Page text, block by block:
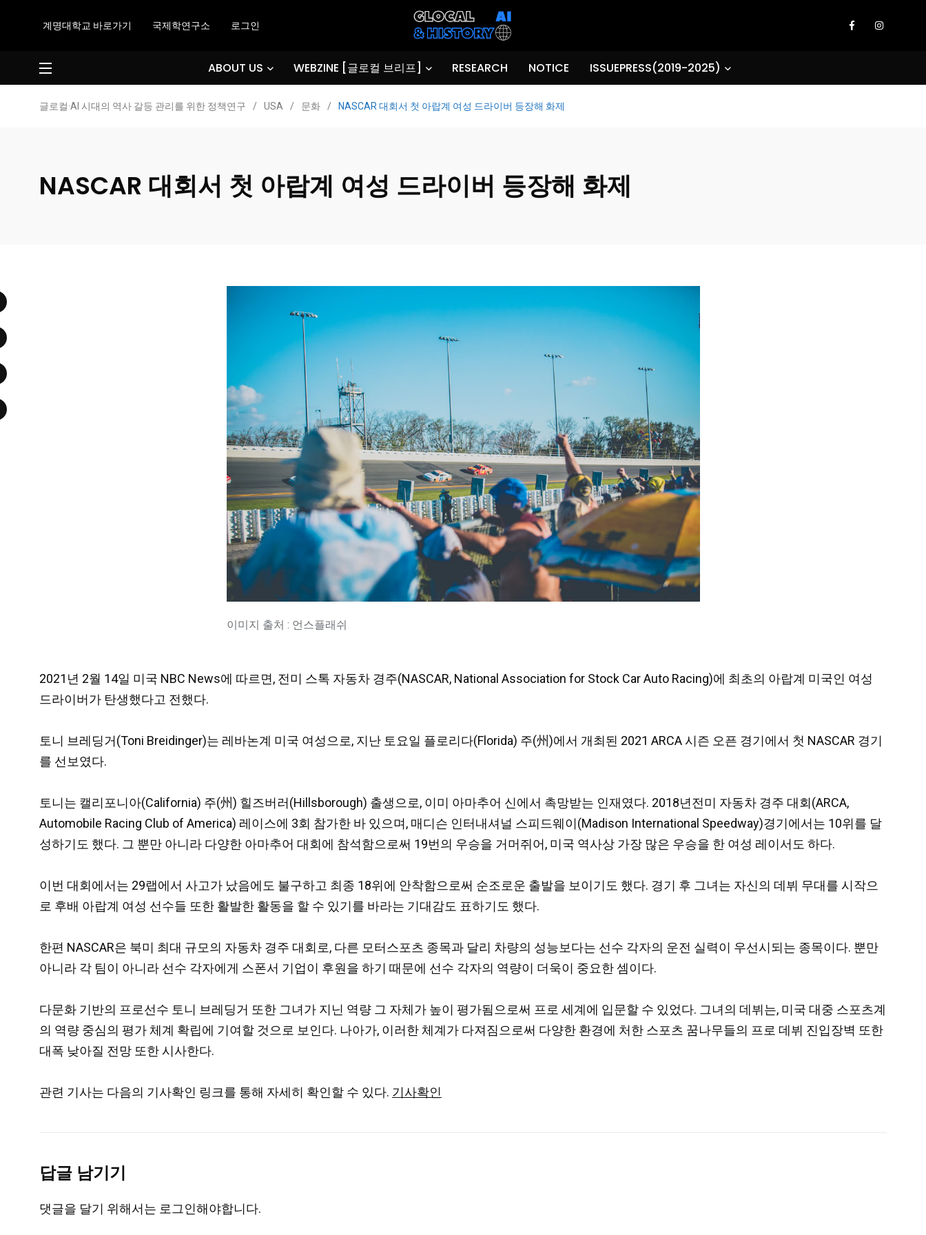
계명대학교 바로가기 국제학연구소 로그인
ABOUT US WEBZINE [글로컬 브리프] RESEARCH NOTICE ISSUEPRESS(2019-2025)
글로컬·AI 시대의 역사 갈등 관리를 위한 정책연구 / USA / 문화 / NASCAR 대회서 첫 아랍계 여성 드라이버 등장해 화제
NASCAR 대회서 첫 아랍계 여성 드라이버 등장해 화제
이미지 출처 : 언스플래쉬
2021년 2월 14일 미국 NBC News에 따르면, 전미 스톡 자동차 경주(NASCAR, National Association for Stock Car Auto Racing)에 최초의 아랍계 미국인 여성
드라이버가 탄생했다고 전했다.
토니 브레딩거(Toni Breidinger)는 레바논계 미국 여성으로, 지난 토요일 플로리다(Florida) 주(州)에서 개최된 2021 ARCA 시즌 오픈 경기에서 첫 NASCAR 경기
를 선보였다.
토니는 캘리포니아(California) 주(州) 힐즈버러(Hillsborough) 출생으로, 이미 아마추어 신에서 촉망받는 인재였다. 2018년전미 자동차 경주 대회(ARCA,
Automobile Racing Club of America) 레이스에 3회 참가한 바 있으며, 매디슨 인터내셔널 스피드웨이(Madison International Speedway)경기에서는 10위를 달
성하기도 했다. 그 뿐만 아니라 다양한 아마추어 대회에 참석함으로써 19번의 우승을 거머쥐어, 미국 역사상 가장 많은 우승을 한 여성 레이서도 하다.
이번 대회에서는 29랩에서 사고가 났음에도 불구하고 최종 18위에 안착함으로써 순조로운 출발을 보이기도 했다. 경기 후 그녀는 자신의 데뷔 무대를 시작으
로 후배 아랍계 여성 선수들 또한 활발한 활동을 할 수 있기를 바라는 기대감도 표하기도 했다.
한편 NASCAR은 북미 최대 규모의 자동차 경주 대회로, 다른 모터스포츠 종목과 달리 차량의 성능보다는 선수 각자의 운전 실력이 우선시되는 종목이다. 뿐만
아니라 각 팀이 아니라 선수 각자에게 스폰서 기업이 후원을 하기 때문에 선수 각자의 역량이 더욱이 중요한 셈이다.
다문화 기반의 프로선수 토니 브레딩거 또한 그녀가 지닌 역량 그 자체가 높이 평가됨으로써 프로 세계에 입문할 수 있었다. 그녀의 데뷔는, 미국 대중 스포츠계
의 역량 중심의 평가 체계 확립에 기여할 것으로 보인다. 나아가, 이러한 체계가 다져짐으로써 다양한 환경에 처한 스포츠 꿈나무들의 프로 데뷔 진입장벽 또한
대폭 낮아질 전망 또한 시사한다.
관련 기사는 다음의 기사확인 링크를 통해 자세히 확인할 수 있다. 기사확인
답글 남기기
댓글을 달기 위해서는 로그인해야합니다.